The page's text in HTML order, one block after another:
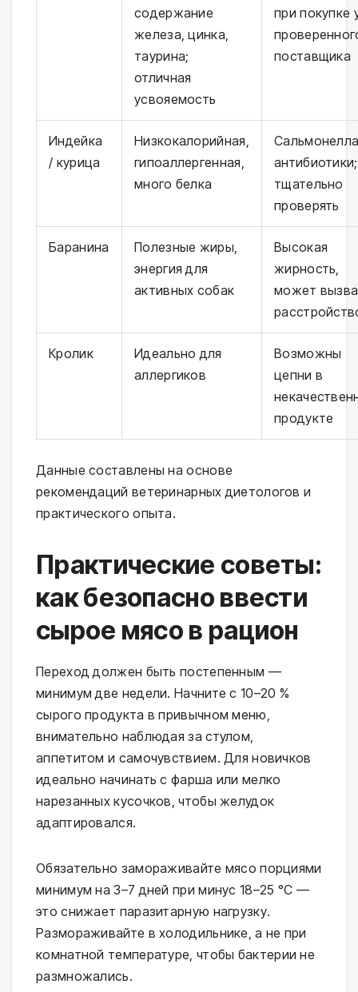
содержание
железа, цинка,
таурина;
отличная
усвояемость
при покупке
поставщика
Индейка
/ курица
Низкокалорийная,
гипоаллергенная,
много белка
антибиотики;
тщательно
проверять
Баранина
Полезные жиры,
энергия для
активных собак
Высокая
жирность,
может
Кролик
Идеально для
аллергиков
Возможны
цепни в
продукте
Данные составлены на основе
рекомендаций ветеринарных диетологов и
практического опыта.
Практические советы:
как безопасно ввести
сырое мясо в рацион
Переход должен быть постепенным —
минимум две недели. Начните с 10–20 %
сырого продукта в привычном меню,
внимательно наблюдая за стулом,
аппетитом и самочувствием. Для новичков
идеально начинать с фарша или мелко
нарезанных кусочков, чтобы желудок
адаптировался.
Обязательно замораживайте мясо порциями
минимум на 3–7 дней при минус 18–25 °C —
это снижает паразитарную нагрузку.
Размораживайте в холодильнике, а не при
комнатной температуре, чтобы бактерии не
размножались.